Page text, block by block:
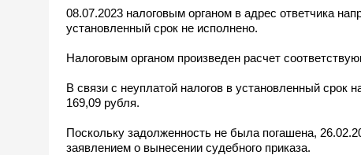
08.07.2023 налоговым органом в адрес ответчика
установленный срок не исполнено.
Налоговым органом произведен расчет
В связи с неуплатой налогов в установленный срок
169,09 рубля.
Поскольку задолженность не была погашена,
заявлением о вынесении судебного приказа.